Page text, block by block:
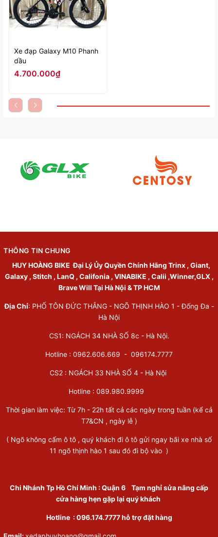
Xe đạp Galaxy M10 Phanh
dầu
4.700.000₫
THÔNG TIN CHUNG
HUY HOÀNG BIKE Đại Lý Ủy Quyền Chính Hãng Trinx , Giant,
Galaxy , Stitch , LanQ , Califonia , VINABIKE , Calii ,Winner,GLX ,
Brave Will Tại Hà Nội & TP HCM
Địa Chỉ: PHỐ TÔN ĐỨC THẮNG - NGÕ THỊNH HÀO 1 - Đống Đa -
Hà Nội
CS1: NGÁCH 34 NHÀ SỐ 8c - Hà Nội.
Hotline : 0962.606.669 - 096174.7777
CS2 : NGÁCH 33 NHÀ SỐ 4 - Hà Nội
Hotline : 089.980.9999
Thời gian làm việc: Từ 7h - 22h tất cả các ngày trong tuần (kể cả
T7&CN , ngày lễ )
( Ngõ không cấm ô tô , quý khách đi ô tô gửi ngay bãi xe nhà số
11 ngõ thịnh hào 1 sau đó đi bộ vào )
Chi Nhánh Tp Hồ Chí Minh :Quận 6 Tạm nghỉ sửa nâng cấp
cửa hàng hẹn gặp lại quý khách
Hotline : 096.174.7777 hỗ trợ đặt hàng